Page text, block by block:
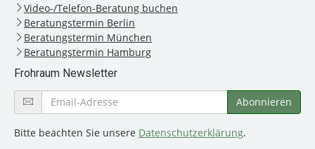
Video-/Telefon-Beratung buchen
Beratungstermin Berlin
Beratungstermin München
Beratungstermin Hamburg
Frohraum Newsletter
Bitte beachten Sie unsere Datenschutzerklärung.